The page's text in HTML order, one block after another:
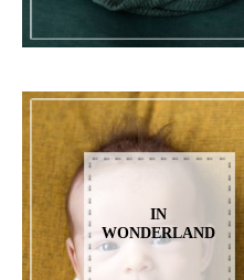
IN
WONDERLAND